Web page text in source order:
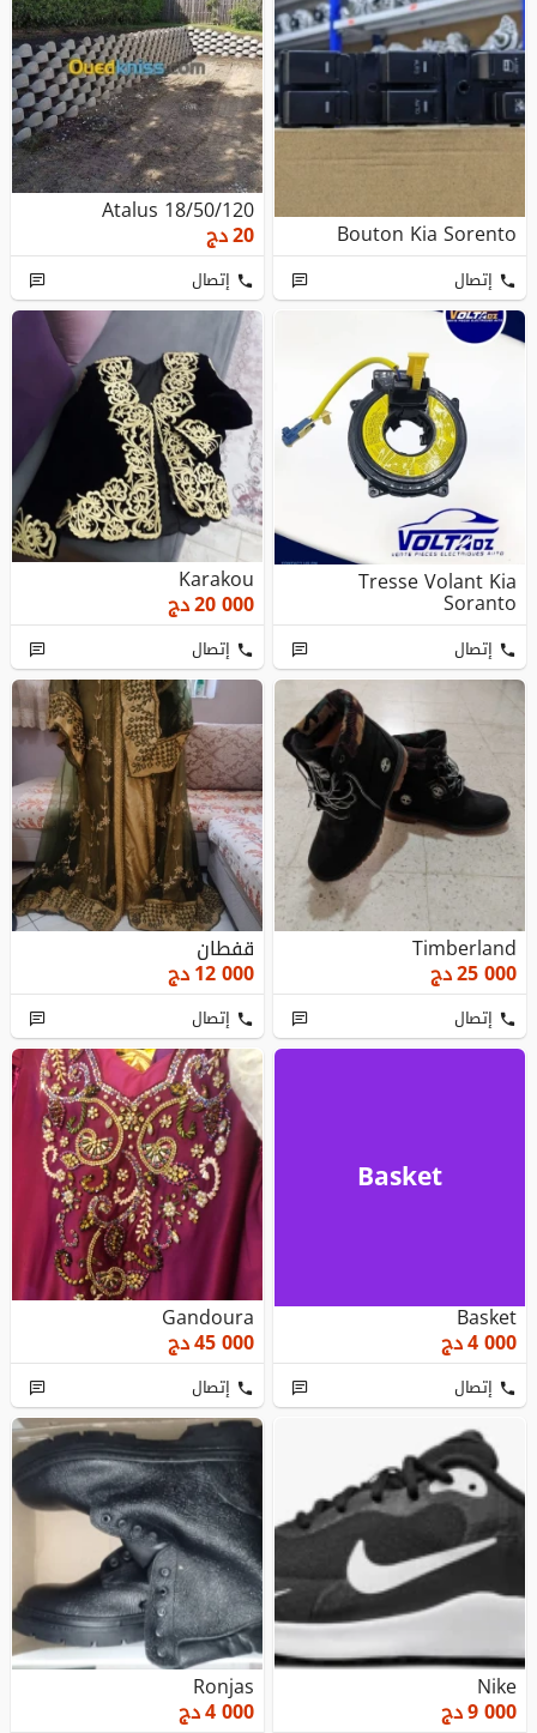
Bouton Kia Sorento
إتصال
Atalus 18/50/120
20دج
إتصال
Tresse Volant Kia
Soranto
إتصال
Karakou
20 000دج
إتصال
Timberland
25 000دج
إتصال
قفطان
12 000دج
إتصال
Basket
Basket
4 000دج
إتصال
Gandoura
45 000دج
إتصال
Nike
9 000دج
Ronjas
4 000دج